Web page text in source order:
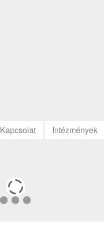
Kapcsolat Intézmények